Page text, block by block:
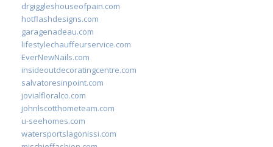
drgiggleshouseofpain.com
hotflashdesigns.com
garagenadeau.com
lifestylechauffeurservice.com
EverNewNails.com
insideoutdecoratingcentre.com
salvatoresinpoint.com
jovialfloralco.com
johnlscotthometeam.com
u-seehomes.com
watersportslagonissi.com